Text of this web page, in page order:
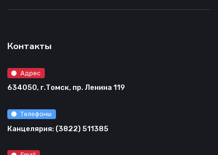
Контакты
Адрес
634050, г.Томск, пр. Ленина 119
Телефоны
Канцелярия: (3822) 511385